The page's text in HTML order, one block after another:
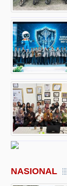
NASIONAL